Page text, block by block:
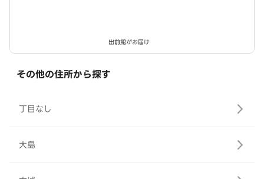
出前館がお届け
その他の住所から探す
丁目なし
大島